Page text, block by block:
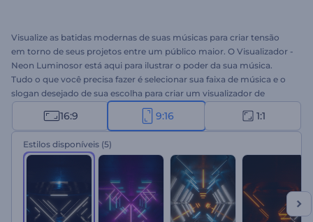
Visualize as batidas modernas de suas músicas para criar tensão
em torno de seus projetos entre um público maior. O Visualizador -
Neon Luminosor está aqui para ilustrar o poder da sua música.
Tudo o que você precisa fazer é selecionar sua faixa de música e o
slogan desejado de sua escolha para criar um visualizador de
música cativante em poucos minutos. Perfeito para canais do
YouTube, promoções de álbuns de música, lançamentos de singles
e muito mais. Prepare-se para surpreender a todos com seu
visualizador de música que chama a atenção. Experimente agora!
16:9 9:16 1:1
Estilos disponíveis (5)